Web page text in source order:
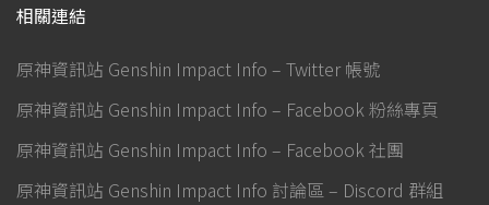
相關連結
原神資訊站 Genshin Impact Info – Twitter 帳號
原神資訊站 Genshin Impact Info – Facebook 粉絲專頁
原神資訊站 Genshin Impact Info – Facebook 社團
原神資訊站 Genshin Impact Info 討論區 – Discord 群組